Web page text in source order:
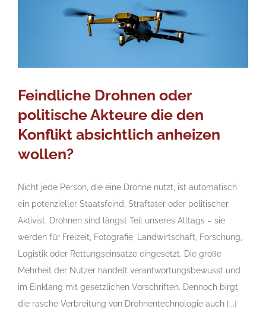
Feindliche Drohnen oder
politische Akteure die den
Konflikt absichtlich anheizen
wollen?
Nicht jede Person, die eine Drohne nutzt, ist automatisch
ein potenzieller Staatsfeind, Straftäter oder politischer
Aktivist. Drohnen sind längst Teil unseres Alltags – sie
werden für Freizeit, Fotografie, Landwirtschaft, Forschung,
Logistik oder Rettungseinsätze eingesetzt. Die große
Mehrheit der Nutzer handelt verantwortungsbewusst und
im Einklang mit gesetzlichen Vorschriften. Dennoch birgt
die rasche Verbreitung von Drohnentechnologie auch [...]